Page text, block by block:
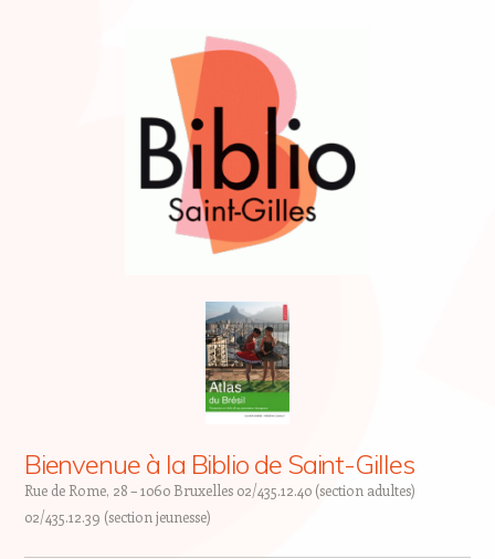
Bienvenue à la Biblio de Saint-Gilles
Rue de Rome, 28 – 1060 Bruxelles 02/435.12.40 (section adultes)
02/435.12.39 (section jeunesse)